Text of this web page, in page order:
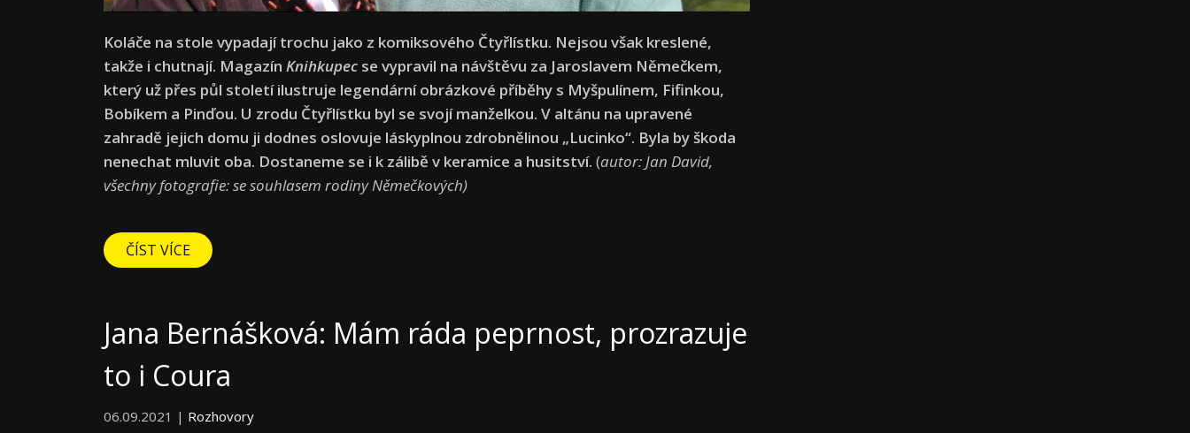
Koláče na stole vypadají trochu jako z komiksového Čtyřlístku. Nejsou však kreslené,
takže i chutnají. Magazín Knihkupec se vypravil na návštěvu za Jaroslavem Němečkem,
který už přes půl století ilustruje legendární obrázkové příběhy s Myšpulínem, Fifinkou,
Bobíkem a Pinďou. U zrodu Čtyřlístku byl se svojí manželkou. V altánu na upravené
zahradě jejich domu ji dodnes oslovuje láskyplnou zdrobnělinou „Lucinko“. Byla by škoda
nenechat mluvit oba. Dostaneme se i k zálibě v keramice a husitství. (autor: Jan David,
všechny fotografie: se souhlasem rodiny Němečkových)
ČÍST VÍCE
Jana Bernášková: Mám ráda peprnost, prozrazuje
to i Coura
06.09.2021 | Rozhovory